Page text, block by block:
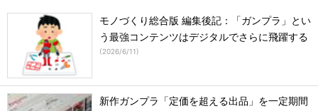
モノづくり総合版 編集後記：「ガンプラ」とい
う最強コンテンツはデジタルでさらに飛躍する
(2026/6/11)
新作ガンプラ「定価を超える出品」を一定期間